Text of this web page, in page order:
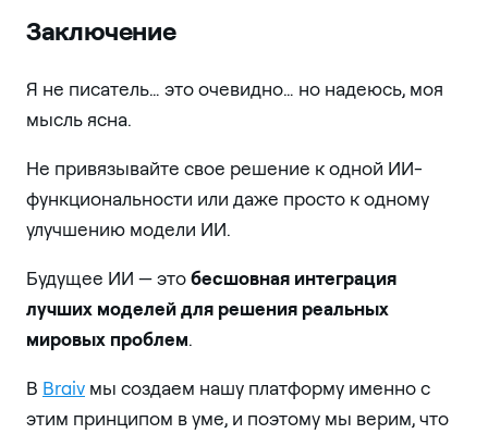
Заключение
Я не писатель… это очевидно… но надеюсь, моя
мысль ясна.
Не привязывайте свое решение к одной ИИ-
функциональности или даже просто к одному
улучшению модели ИИ.
Будущее ИИ — этобесшовная интеграция
лучших моделей для решения реальных
мировых проблем.
В Braiv мы создаем нашу платформу именно с
этим принципом в уме, и поэтому мы верим, что